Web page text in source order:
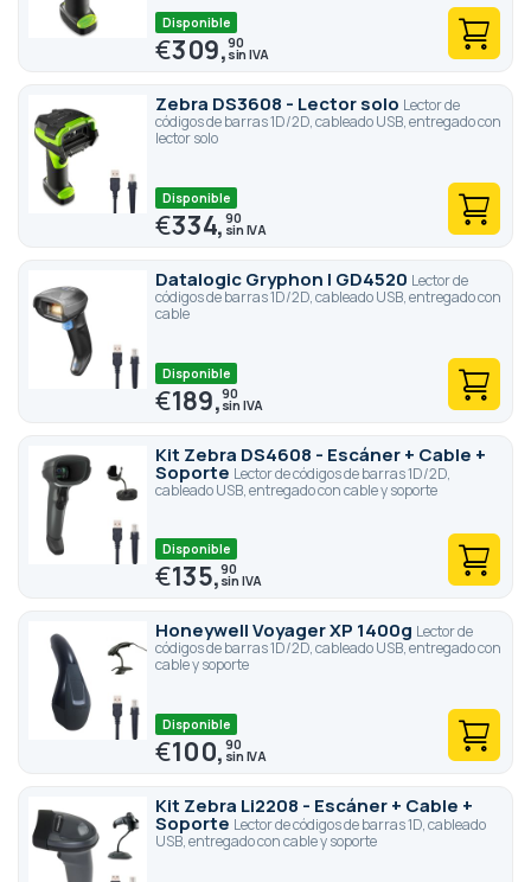
Disponible
€309,90
Zebra DS3608 - Lector solo Lector de
códigos de barras 1D/2D, cableado USB, entregado con
lector solo
Disponible
€334,90
Datalogic Gryphon I GD4520 Lector de
códigos de barras 1D/2D, cableado USB, entregado con
cable
Disponible
€189,90
Kit Zebra DS4608 - Escáner + Cable +
Soporte Lector de códigos de barras 1D/2D,
cableado USB, entregado con cable y soporte
Disponible
€135,90
Honeywell Voyager XP 1400g Lector de
códigos de barras 1D/2D, cableado USB, entregado con
cable y soporte
Disponible
€100,90
Kit Zebra Li2208 - Escáner + Cable +
Soporte Lector de códigos de barras 1D, cableado
USB, entregado con cable y soporte